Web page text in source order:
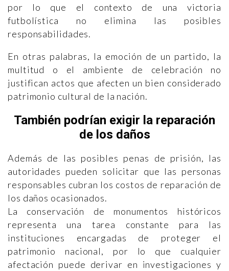
por lo que el contexto de una victoria
futbolística no elimina las posibles
responsabilidades.
En otras palabras, la emoción de un partido, la
multitud o el ambiente de celebración no
justifican actos que afecten un bien considerado
patrimonio cultural de la nación.
También podrían exigir la reparación
de los daños
Además de las posibles penas de prisión, las
autoridades pueden solicitar que las personas
responsables cubran los costos de reparación de
los daños ocasionados.
La conservación de monumentos históricos
representa una tarea constante para las
instituciones encargadas de proteger el
patrimonio nacional, por lo que cualquier
afectación puede derivar en investigaciones y